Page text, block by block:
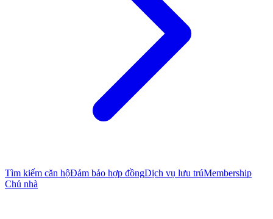
Tìm kiếm căn hộĐảm bảo hợp đồngDịch vụ lưu trúMembership
Chủ nhà